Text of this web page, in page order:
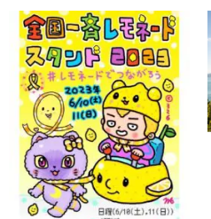
. 6/10(土)に参
加した 滋賀県のイベント